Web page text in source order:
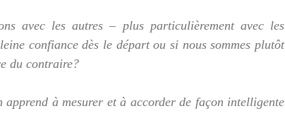
avec les autres – plus particulièrement avec les
confiance dès le départ ou si nous sommes plutôt
du contraire?
à mesurer et à accorder de façon intelligente